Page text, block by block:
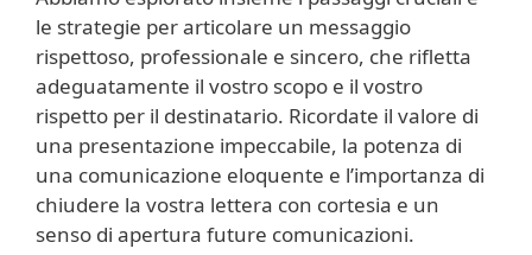
le strategie per articolare un messaggio
rispettoso, professionale e sincero, che rifletta
adeguatamente il vostro scopo e il vostro
rispetto per il destinatario. Ricordate il valore di
una presentazione impeccabile, la potenza di
una comunicazione eloquente e l’importanza di
chiudere la vostra lettera con cortesia e un
senso di apertura future comunicazioni.